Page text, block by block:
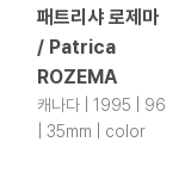
패트리샤 로제마
/ Patrica
ROZEMA
캐나다 | 1995 | 96
| 35mm | color